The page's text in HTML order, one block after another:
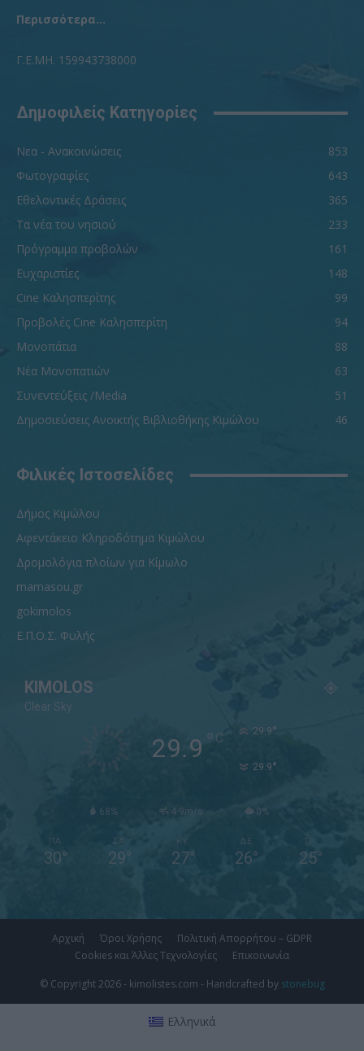
Περισσότερα...
Γ.Ε.ΜΗ. 159943738000
Δημοφιλείς Κατηγορίες
Νεα - Ανακοινώσεις
853
Φωτογραφίες
643
Εθελοντικές Δράσεις
365
Τα νέα του νησιού
233
Πρόγραμμα προβολών
161
Ευχαριστίες
148
Cine Καλησπερίτης
99
Προβολές Cine Καλησπερίτη
94
Μονοπάτια
88
Νέα Μονοπατιών
63
Συνεντεύξεις /Media
51
Δημοσιεύσεις Ανοικτής Βιβλιοθήκης Κιμώλου
46
Φιλικές Ιστοσελίδες
Δήμος Κιμώλου
Αφεντάκειο Κληροδότημα Κιμώλου
Δρομολόγια πλοίων για Κίμωλο
mamasou.gr
gokimolos
Ε.Π.Ο.Σ. Φυλής
KIMOLOS
Clear Sky
29.9 ° C 29.9°
29.9°
68% 4.9m/s 0%
ΠΑ
30°
ΣΑ
29°
ΚΥ
27°
ΔΕ
26°
ΤΡ
25°
Αρχική Όροι Χρήσης
Πολιτική Απορρήτου – GDPR
Cookies και Άλλες Τεχνολογίες
Επικοινωνία
© Copyright 2026 - kimolistes.com - Handcrafted by stonebug
Ελληνικά